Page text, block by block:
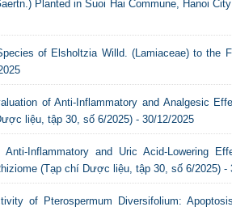
Planted in Suoi Hai Commune, Hanoi
of Elsholtzia Willd. (Lamiaceae) to the
of Anti-Inflammatory and Analgesic
liệu, tập 30, số 6/2025) - 30/12/2025
Inflammatory and Uric Acid-Lowering
(Tạp chí Dược liệu, tập 30, số 6/2025) -
of Pterospermum Diversifolium: